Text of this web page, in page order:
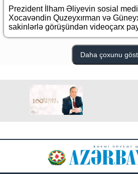
Prezident İlham Əliyevin sosial
Xocavəndin Quzeyxırman və
sakinlərlə görüşündən videoçarx
Daha çoxunu